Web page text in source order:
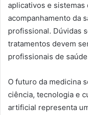
aplicativos e
acompanhamento da
profissional. Dúvidas
tratamentos devem
profissionais de
O futuro da medicina
ciência, tecnologia e
artificial representa